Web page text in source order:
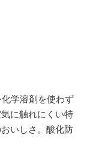
学溶剤を使わず
に触れにくい特
いしさ。酸化防